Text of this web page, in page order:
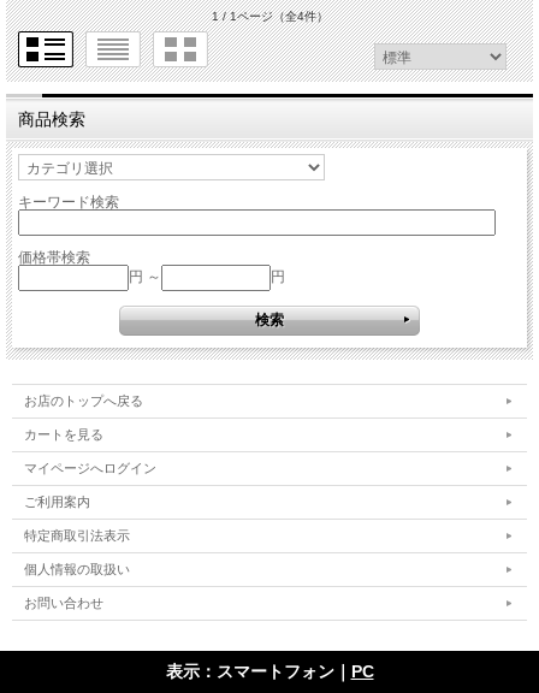
1 / 1ページ（全4件）
商品検索
キーワード検索
価格帯検索
円 ～
円
お店のトップへ戻る
カートを見る
マイページへログイン
ご利用案内
特定商取引法表示
個人情報の取扱い
お問い合わせ
表示：スマートフォン｜ PC